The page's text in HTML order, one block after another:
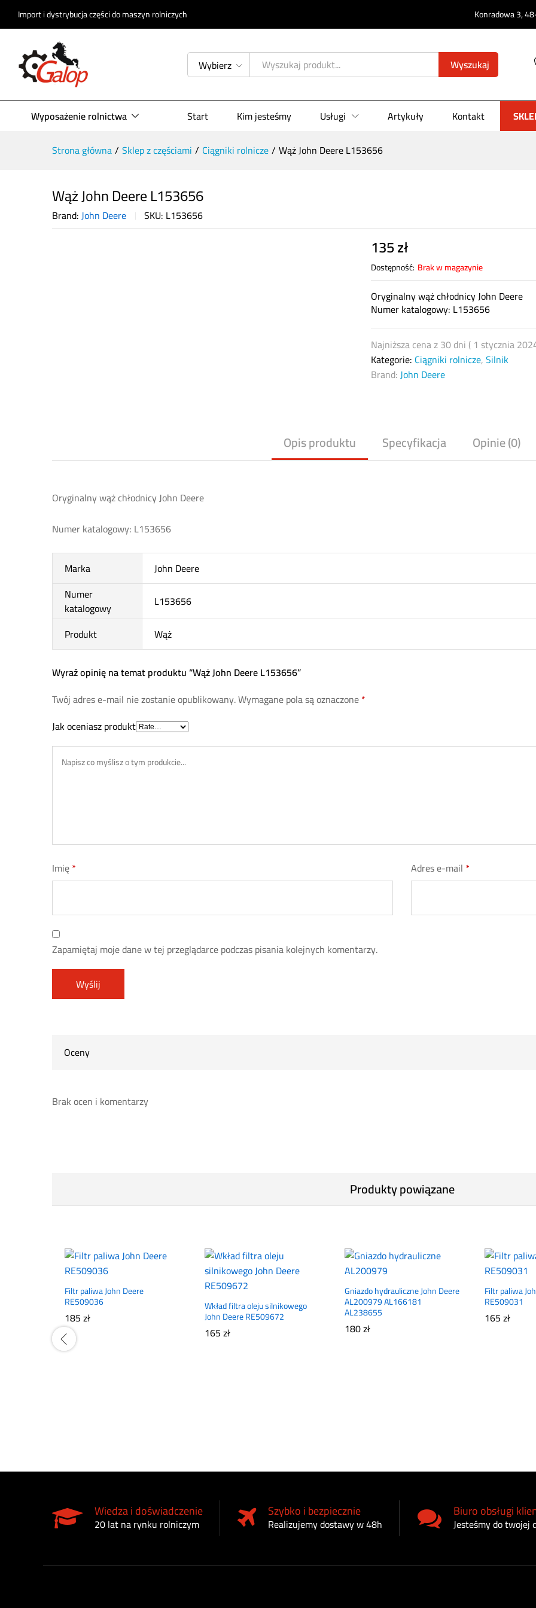
Import i dystrybucja części do maszyn rolniczych Konradowa 3,
Wybierz Wyszukaj
Wyposażenie rolnictwa Start Kim jesteśmy Usługi Artykuły Kontakt
Strona główna/ Sklep z częściami / Ciągniki rolnicze/ Wąż John Deere L153656
Wąż John Deere L153656
Brand:John Deere SKU: L153656
135zł
Dostępność: Brak w magazynie
Oryginalny wąż chłodnicy John Deere
Numer katalogowy: L153656
Najniższa cena z 30 dni ( 1 stycznia
Kategorie: Ciągniki rolnicze,Silnik
Brand:John Deere
Opis produktu Specyfikacja Opinie (0)
Oryginalny wąż chłodnicy John Deere
Numer katalogowy: L153656
Marka
John Deere
Numer
katalogowy
L153656
Produkt
Wąż
Wyraź opinię na temat produktu “Wąż John Deere L153656”
Twój adres e-mail nie zostanie opublikowany.Wymagane pola są oznaczone*
Jak oceniasz produkt
Imię* Adres e-mail *
Zapamiętaj moje dane w tej przeglądarce podczas pisania kolejnych komentarzy.
Oceny
Brak ocen i komentarzy
Produkty powiązane
Filtr paliwa John Deere
RE509036
185zł
Wkład filtra oleju silnikowego
John Deere RE509672
165zł
Gniazdo hydrauliczne John Deere
AL200979 AL166181
AL238655
180zł
Filtr paliwa
RE509031
165zł
Wiedza i doświadczenie
20 lat na rynku rolniczym
Szybko i bezpiecznie
Realizujemy dostawy w 48h
Biuro obsługi
Jesteśmy do twojej
Opis produktu Specyfikacja